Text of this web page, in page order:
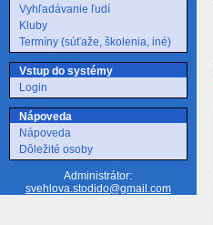
Vyhľadávanie ľudí
Kluby
Termíny (súťaže, školenia, iné)
Vstup do systémy
Login
Nápoveda
Nápoveda
Dôležité osoby
Administrátor:
svehlova.stodido@gmail.com